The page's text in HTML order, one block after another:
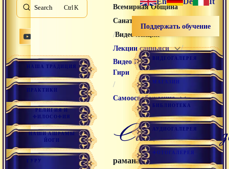
Search K
НАША ТРАДИЦИЯ
ПРАКТИКИ
РЕЛИГИЯ И
ФИЛОСОФИЯ
НАШИ АШРАМЫ
ЙОГИ
ГУРУ
Всемирная Община
Санатана Дхармы
/Видео лекции/
Лекции санньяси /
Видео Раманатха
Гири
/
Самоосвобождение
раманатха
Поддержать обучение
ВИДЕОГАЛЕРЕЯ
МАГАЗИН
БИБЛИОТЕКА
АУДИОГАЛЕРЕЯ
ФОТОГАЛЕРЕЯ